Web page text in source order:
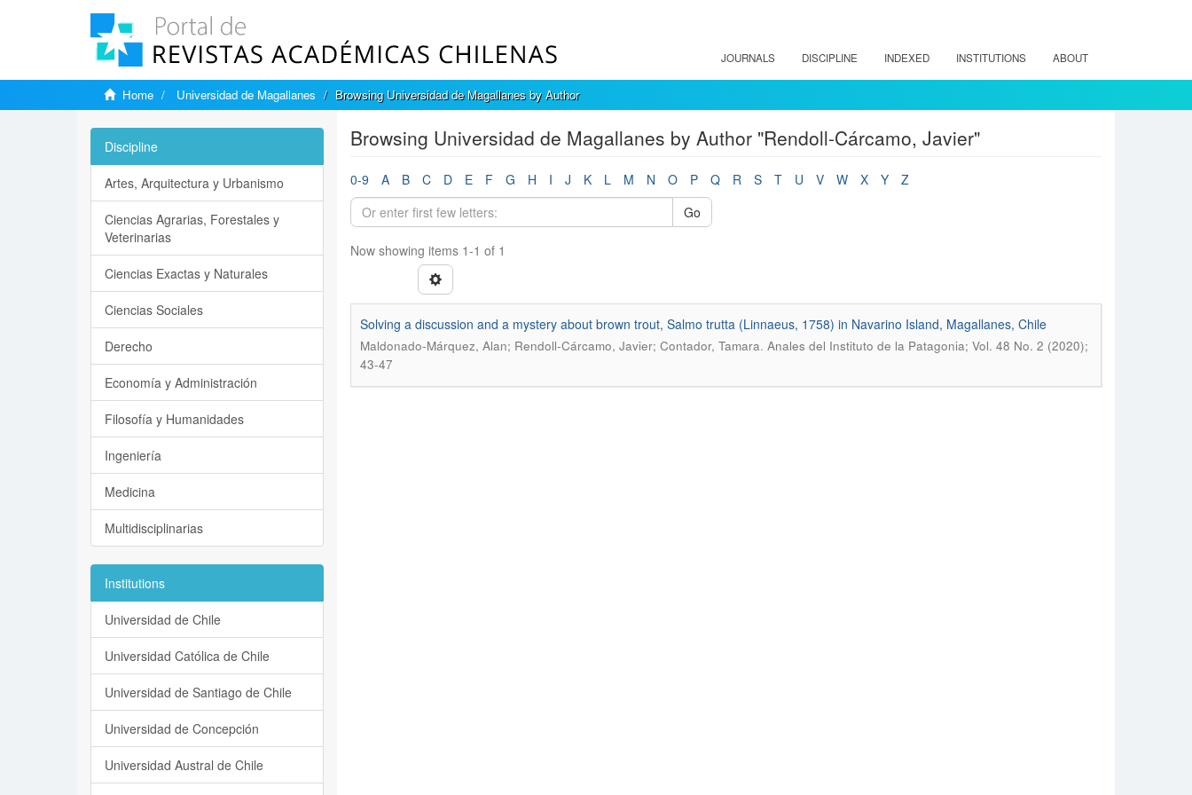
JOURNALS DISCIPLINE INDEXED INSTITUTIONS ABOUT
Home Universidad de Magallanes Browsing Universidad de Magallanes by Author
Browsing Universidad de Magallanes by Author "Rendoll-Cárcamo, Javier"
0-9 A B C D E F G H I J K L M N O P Q R S T U V W X Y
Z
Go
Now showing items 1-1 of 1
Solving a discussion and a mystery about brown trout, Salmo trutta (Linnaeus, 1758) in Navarino Island, Magallanes, Chile
Maldonado-Márquez, Alan; Rendoll-Cárcamo, Javier; Contador, Tamara. Anales del Instituto de la Patagonia; Vol. 48 No. 2 (2020);
43-47
Discipline
Artes, Arquitectura y Urbanismo
Ciencias Agrarias, Forestales y
Veterinarias
Ciencias Exactas y Naturales
Ciencias Sociales
Derecho
Economía y Administración
Filosofía y Humanidades
Ingeniería
Medicina
Multidisciplinarias
Institutions
Universidad de Chile
Universidad Católica de Chile
Universidad de Santiago de Chile
Universidad de Concepción
Universidad Austral de Chile